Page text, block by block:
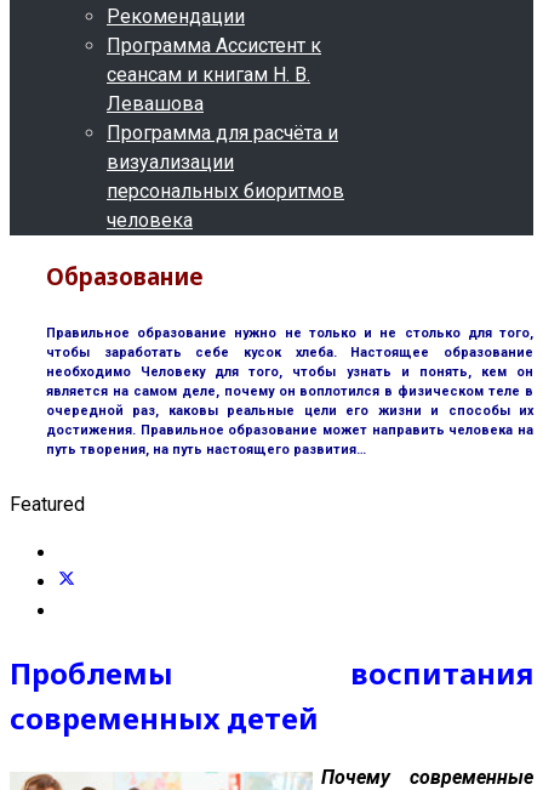
Рекомендации
Программа Ассистент к
сеансам и книгам Н. В.
Левашова
Программа для расчёта и
визуализации
персональных биоритмов
человека
Образование
Правильное образование нужно не только и не столько для того,
чтобы заработать себе кусок хлеба. Настоящее образование
необходимо Человеку для того, чтобы узнать и понять, кем он
является на самом деле, почему он воплотился в физическом теле в
очередной раз, каковы реальные цели его жизни и способы их
достижения. Правильное образование может направить человека на
путь творения, на путь настоящего развития…
Featured
Проблемы воспитания
современных детей
Почему современные